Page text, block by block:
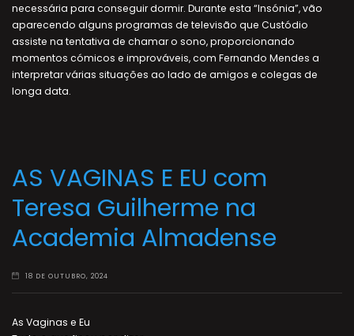
necessária para conseguir dormir. Durante esta “Insónia”, vão
aparecendo alguns programas de televisão que Custódio
assiste na tentativa de chamar o sono, proporcionando
momentos cómicos e improváveis, com Fernando Mendes a
interpretar várias situações ao lado de amigos e colegas de
longa data.
AS VAGINAS E EU com
Teresa Guilherme na
Academia Almadense
18 DE OUTUBRO, 2024
As Vaginas e Eu